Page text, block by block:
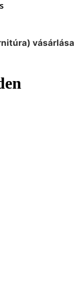
vásárlása